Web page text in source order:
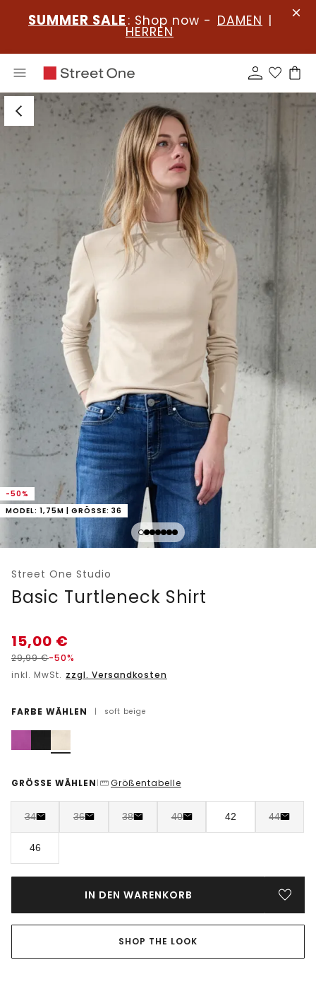
SUMMER SALE : Shop now - DAMEN |
HERREN
-50%
MODEL: 1,75M | GRÖSSE: 36
Street One Studio
Basic Turtleneck Shirt
15,00 €
29,99€-50%
inkl. MwSt. zzgl. Versandkosten
FARBE WÄHLEN | soft beige
GRÖSSE WÄHLEN | Größentabelle
34 36 38 40 42 44
46
IN DEN WARENKORB
SHOP THE LOOK